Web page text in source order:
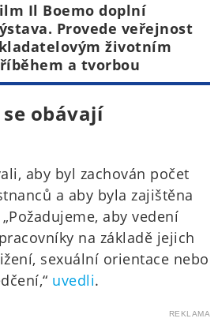
Il Boemo doplní
Provede veřejnost
životním
a tvorbou
obávají
aby byl zachován počet
a aby byla zajištěna
aby vedení
na základě jejich
sexuální orientace nebo
uvedli.
REKLAMA